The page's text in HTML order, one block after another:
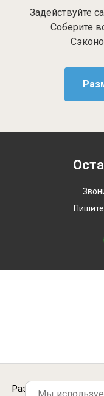
Задействуйте
Соберите
Разместить